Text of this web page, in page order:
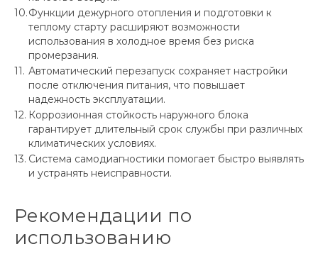
Функции дежурного отопления и подготовки к
теплому старту расширяют возможности
использования в холодное время без риска
промерзания.
Автоматический перезапуск сохраняет настройки
после отключения питания, что повышает
надежность эксплуатации.
Коррозионная стойкость наружного блока
гарантирует длительный срок службы при различных
климатических условиях.
Система самодиагностики помогает быстро выявлять
и устранять неисправности.
Рекомендации по
использованию